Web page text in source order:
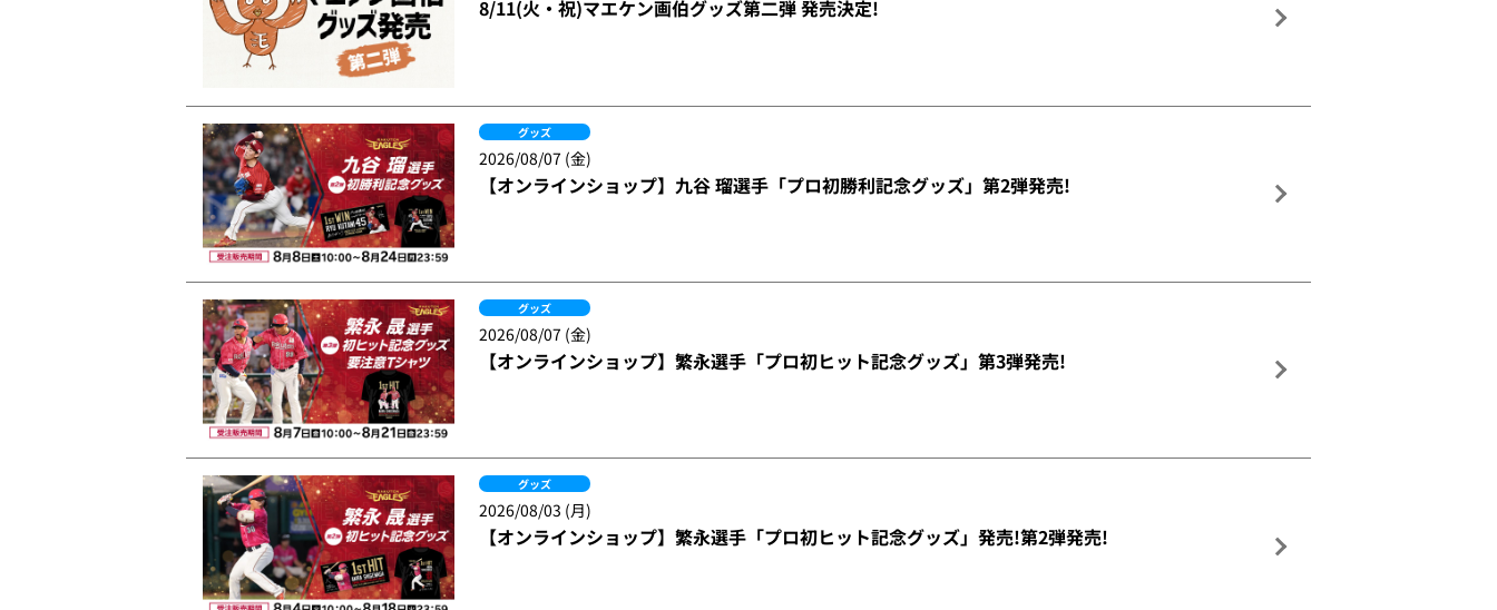
8/11(火・祝)マエケン画伯グッズ第二弾 発売決定!
グッズ
2026/08/07 (金)
【オンラインショップ】九谷 瑠選手「プロ初勝利記念グッズ」第2弾発売!
グッズ
2026/08/07 (金)
【オンラインショップ】繁永選手「プロ初ヒット記念グッズ」第3弾発売!
グッズ
2026/08/03 (月)
【オンラインショップ】繁永選手「プロ初ヒット記念グッズ」発売!第2弾発売!